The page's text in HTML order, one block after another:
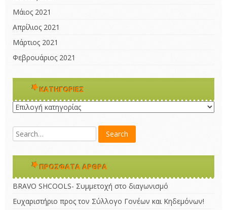
Μάιος 2021
Απρίλιος 2021
Μάρτιος 2021
Φεβρουάριος 2021
KΑΤΗΓΟΡΊΕΣ
Kατηγορίες
ΠΡΌΣΦΑΤΑ ΆΡΘΡΑ
BRAVO SHCOOLS- Συμμετοχή στο διαγωνισμό
Ευχαριστήριο προς τον Σύλλογο Γονέων και Κηδεμόνων!